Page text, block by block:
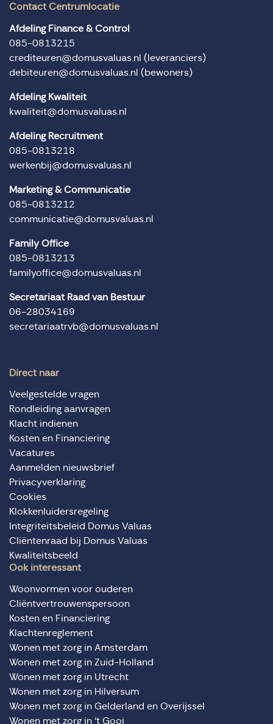
Contact Centrumlocatie
Afdeling Finance & Control
085-0813215
crediteuren@domusvaluas.nl (leveranciers)
debiteuren@domusvaluas.nl (bewoners)
Afdeling Kwaliteit
kwaliteit@domusvaluas.nl
Afdeling Recruitment
085-0813218
werkenbij@domusvaluas.nl
Marketing & Communicatie
085-0813212
communicatie@domusvaluas.nl
Family Office
085-0813213
familyoffice@domusvaluas.nl
Secretariaat Raad van Bestuur
06-28034169
secretariaatrvb@domusvaluas.nl
Direct naar
Veelgestelde vragen
Rondleiding aanvragen
Klacht indienen
Kosten en Financiering
Vacatures
Aanmelden nieuwsbrief
Privacyverklaring
Cookies
Klokkenluidersregeling
Integriteitsbeleid Domus Valuas
Cliëntenraad bij Domus Valuas
Kwaliteitsbeeld
Ook interessant
Woonvormen voor ouderen
Cliëntvertrouwenspersoon
Kosten en Financiering
Klachtenreglement
Wonen met zorg in Amsterdam
Wonen met zorg in Zuid-Holland
Wonen met zorg in Utrecht
Wonen met zorg in Hilversum
Wonen met zorg in Gelderland en Overijssel
Wonen met zorg in ‘t Gooi